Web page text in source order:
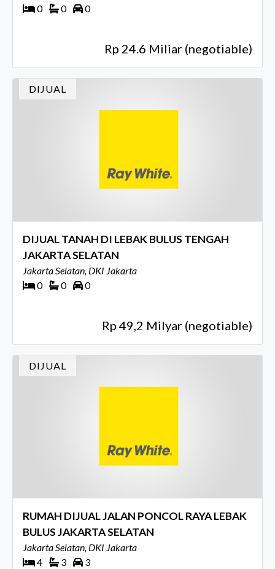
0
0 0
Rp 24.6 Miliar (negotiable)
DIJUAL
DIJUAL TANAH DI LEBAK BULUS TENGAH
JAKARTA SELATAN
Jakarta Selatan, DKI Jakarta
0
0 0
Rp 49,2 Milyar (negotiable)
DIJUAL
RUMAH DIJUAL JALAN PONCOL RAYA LEBAK
BULUS JAKARTA SELATAN
Jakarta Selatan, DKI Jakarta
4
3 3